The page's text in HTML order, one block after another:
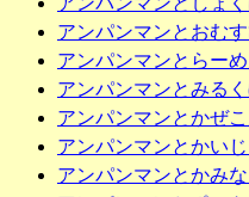
アンパンマンとおむ
アンパンマンとらー
アンパンマンとみる
アンパンマンとかぜ
アンパンマンとかい
アンパンマンとかみ